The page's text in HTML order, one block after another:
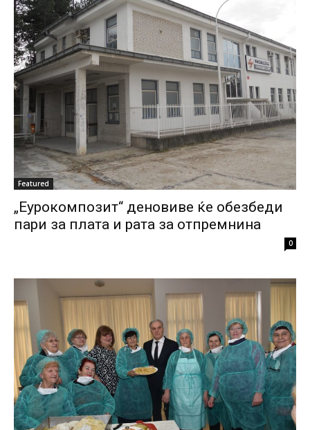
Featured
„Еурокомпозит“ деновиве ќе обезбеди
пари за плата и рата за отпремнина
0